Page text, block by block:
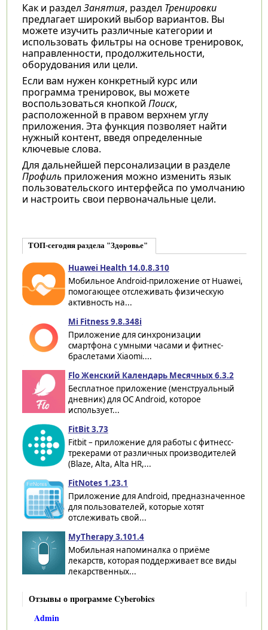
Как и раздел Занятия, раздел Тренировки
предлагает широкий выбор вариантов. Вы
можете изучить различные категории и
использовать фильтры на основе тренировок,
направленности, продолжительности,
оборудования или цели.
Если вам нужен конкретный курс или
программа тренировок, вы можете
воспользоваться кнопкой Поиск,
расположенной в правом верхнем углу
приложения. Эта функция позволяет найти
нужный контент, введя определенные
ключевые слова.
Для дальнейшей персонализации в разделе
Профильприложения можно изменить язык
пользовательского интерфейса по умолчанию
и настроить свои первоначальные цели.
ТОП-сегодня раздела "Здоровье"
Huawei Health 14.0.8.310
Мобильное Android-приложение от Huawei,
помогающее отслеживать физическую
активность на...
Mi Fitness 9.8.348i
Приложение для синхронизации
смартфона с умными часами и фитнес-
браслетами Xiaomi....
Flo Женский Календарь Месячных 6.3.2
Бесплатное приложение (менструальный
дневник) для ОС Android, которое
использует...
FitBit 3.73
Fitbit – приложение для работы с фитнесс-
трекерами от различных производителей
(Blaze, Alta, Alta HR,...
FitNotes 1.23.1
Приложение для Android, предназначенное
для пользователей, которые хотят
отслеживать свой...
MyTherapy 3.101.4
Мобильная напоминалка о приёме
лекарств, которая поддерживает все виды
лекарственных...
Отзывы о программе Cyberobics
Admin